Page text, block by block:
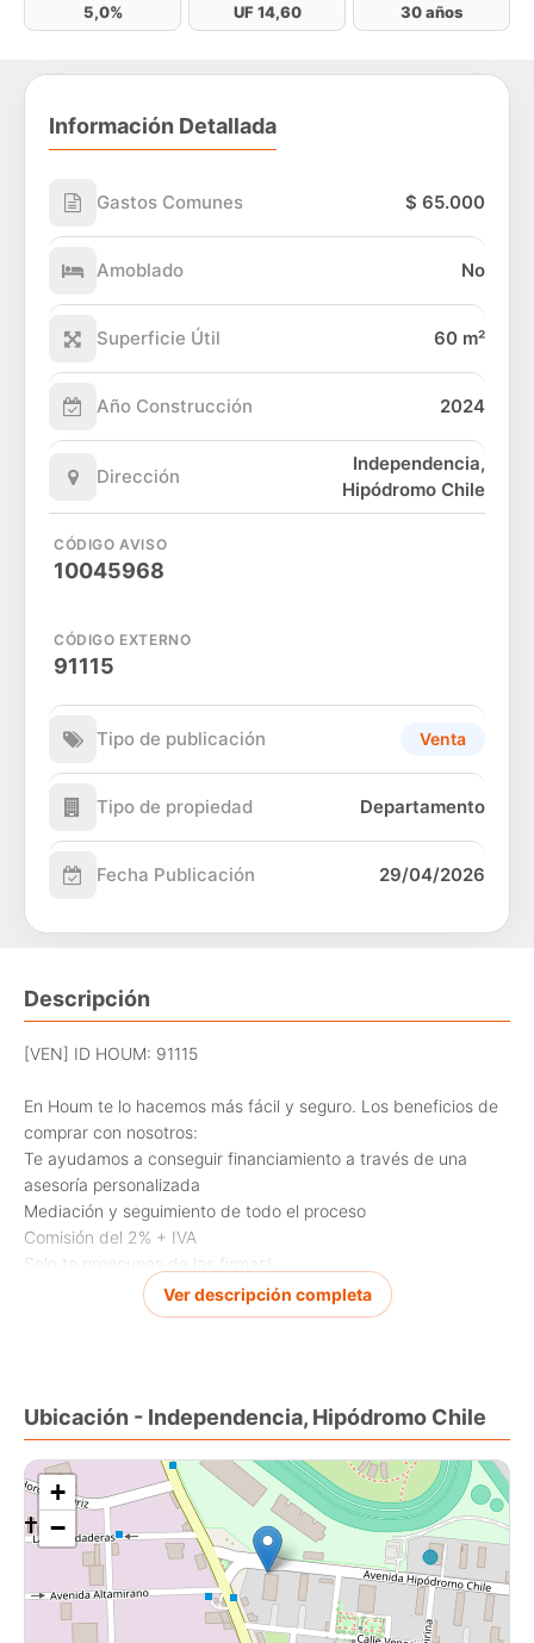
5,0% UF 14,60 30 años
Información Detallada
Gastos Comunes $ 65.000
Amoblado No
Superficie Útil 60 m²
Año Construcción 2024
Dirección
Independencia,
Hipódromo Chile
CÓDIGO AVISO
10045968
CÓDIGO EXTERNO
91115
Tipo de publicación Venta
Tipo de propiedad Departamento
Fecha Publicación 29/04/2026
Descripción
[VEN] ID HOUM: 91115
En Houm te lo hacemos más fácil y seguro. Los beneficios de
comprar con nosotros:
Te ayudamos a conseguir financiamiento a través de una
asesoría personalizada
Mediación y seguimiento de todo el proceso
Comisión del 2% + IVA
Solo te preocupas de las firmas!
Departamento en venta, ubicado en la comuna de
Sus principales características son:
2 dormitorios
2 baños
No Admite mascotas
Año de construcción: 2021
Si compras con nosotros, te brindamos asesoría personalizada
Ver descripción completa
Ubicación - Independencia, Hipódromo Chile
+
−